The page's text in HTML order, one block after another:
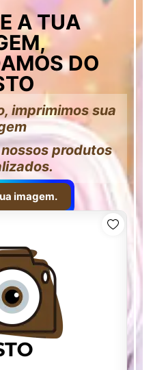
A TUA
DO
imprimimos sua
produtos
imagem.